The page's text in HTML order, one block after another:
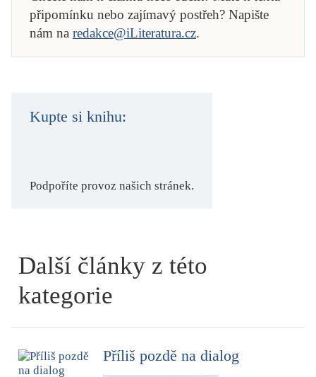
připomínku nebo zajímavý postřeh? Napište
nám na redakce@iLiteratura.cz.
Kupte si knihu:
Podpoříte provoz našich stránek.
Další články z této
kategorie
Příliš pozdě na dialog